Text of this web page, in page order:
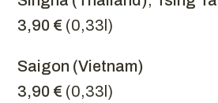
3,90 € (0,33l)
Saigon (Vietnam)
3,90 € (0,33l)